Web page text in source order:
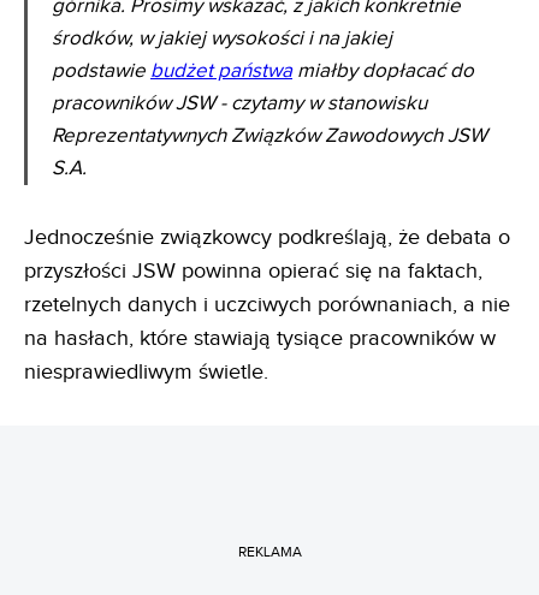
górnika. Prosimy wskazać, z jakich konkretnie
środków, w jakiej wysokości i na jakiej
podstawie budżet państwamiałby dopłacać do
pracowników JSW - czytamy w stanowisku
Reprezentatywnych Związków Zawodowych JSW
S.A.
Jednocześnie związkowcy podkreślają, że debata o
przyszłości JSW powinna opierać się na faktach,
rzetelnych danych i uczciwych porównaniach, a nie
na hasłach, które stawiają tysiące pracowników w
niesprawiedliwym świetle.
REKLAMA